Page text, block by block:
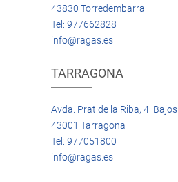
43830 Torredembarra
Tel: 977662828
info@ragas.es
TARRAGONA
Avda. Prat de la Riba, 4 Bajos
43001 Tarragona
Tel: 977051800
info@ragas.es